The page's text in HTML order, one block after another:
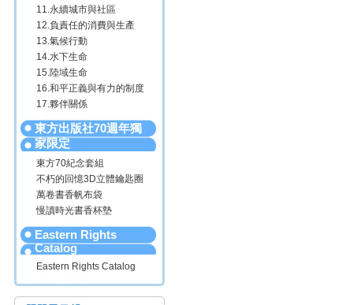
11.永續城市與社區
12.負責任的消費與生產
13.氣候行動
14.水下生命
15.陸域生命
16.和平正義與有力的制度
17.夥伴關係
東方出版社70週年獨
家限定
東方70紀念套組
不朽的回憶3D立體鑰匙圈
萬卷書香帆布袋
慢讀時光書香杯墊
Eastern Rights
Catalog
Eastern Rights Catalog